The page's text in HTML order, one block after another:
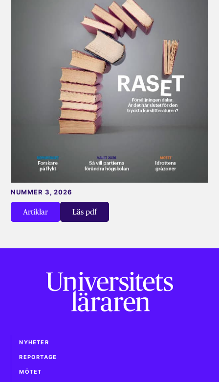
Artiklar Läs pdf
NUMMER 3, 2026
NYHETER
REPORTAGE
MÖTET